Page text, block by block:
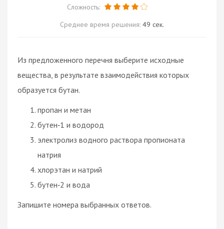
Сложность:
Среднее время решения: 49 сек.
Из предложенного перечня выберите исходные
вещества, в результате взаимодействия которых
образуется бутан.
пропан и метан
бутен‑1 и водород
электролиз водного раствора пропионата
натрия
хлорэтан и натрий
бутен‑2 и вода
Запишите номера выбранных ответов.